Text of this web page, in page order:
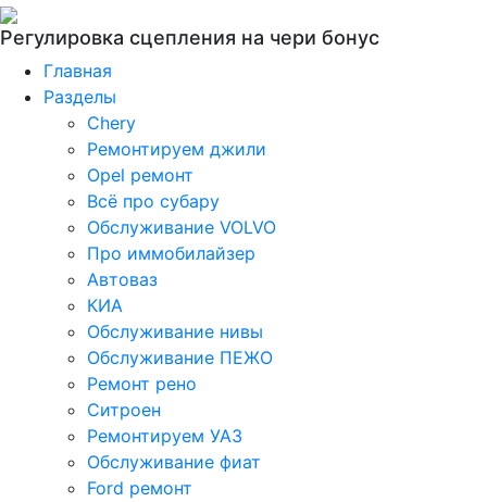
Регулировка сцепления на чери бонус
Главная
Разделы
Chery
Ремонтируем джили
Opel ремонт
Всё про субару
Обслуживание VOLVO
Про иммобилайзер
Автоваз
КИА
Обслуживание нивы
Обслуживание ПЕЖО
Ремонт рено
Ситроен
Ремонтируем УАЗ
Обслуживание фиат
Ford ремонт